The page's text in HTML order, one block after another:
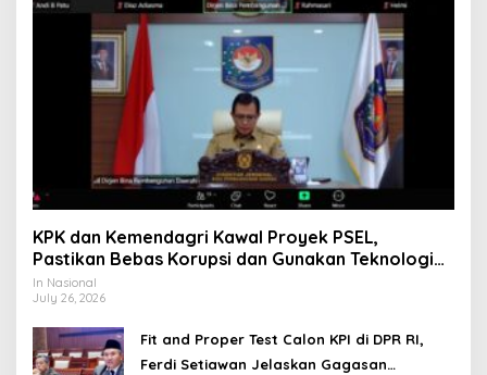
KPK dan Kemendagri Kawal Proyek PSEL,
Pastikan Bebas Korupsi dan Gunakan Teknologi
Ramah Lingkungan
In Nasional
July 26, 2026
Fit and Proper Test Calon KPI di DPR RI,
Ferdi Setiawan Jelaskan Gagasan